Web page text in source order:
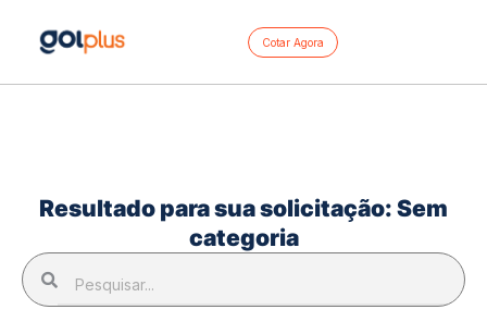
Cotar Agora
Resultado para sua solicitação: Sem
categoria